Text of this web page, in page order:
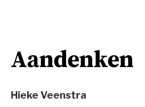
Aandenken
Hieke Veenstra